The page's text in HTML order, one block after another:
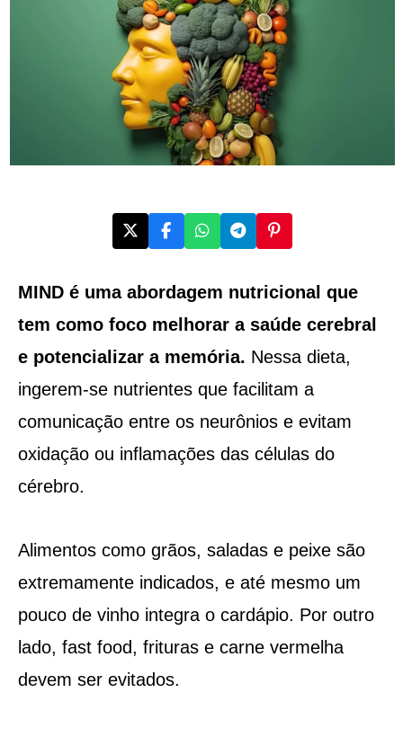
MIND é uma abordagem nutricional que
tem como foco melhorar a saúde cerebral
e potencializar a memória. Nessa dieta,
ingerem-se nutrientes que facilitam a
comunicação entre os neurônios e evitam
oxidação ou inflamações das células do
cérebro.
Alimentos como grãos, saladas e peixe são
extremamente indicados, e até mesmo um
pouco de vinho integra o cardápio. Por outro
lado, fast food, frituras e carne vermelha
devem ser evitados.